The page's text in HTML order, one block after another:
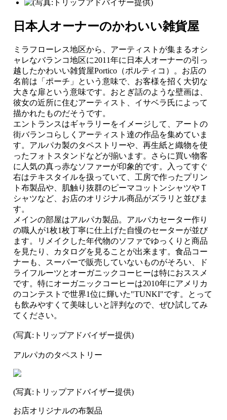
日本人オーナーのかわいい雑貨屋
ミラフローレス地区から、アーティストが集まるオシ
ャレなバランコ地区に2011年に日本人オーナーの引っ
越したかわいい雑貨屋Portico（ポルティコ）。お店の
名前は「ポーチ」という意味で、お客様を招く大切な
大きな扉という意味です。おとぎ話のような壁画は、
彼女の近所に住むアーティスト、イサベラ氏によって
描かれたものだそうです。
エントランスはギャラリーをイメージして、アートの
街バランコらしくアーティスト達の作品を集めていま
す。アルパカ製のタペストリーや、再生紙と織物を使
ったフォトスタンドなどが揃います。さらに買い物客
に人気の真っ赤なソファーが印象的です。入ってすぐ
右はテキスタイルを扱っていて、工房で作ったプリン
ト布製品や、肌触り抜群のピーマコットンシャツやＴ
シャツなど、お店のオリジナル商品がズラリと並びま
す。
メインの部屋はアルパカ製品。アルパカセーター作り
の職人が1枚1枚丁寧に仕上げた自慢のセーターが並び
ます。リメイクした年代物のソファでゆっくりと商品
を見たり、カタログを見ることが出来ます。食品コー
ナーも、スーパーで販売していないものがそろい、ド
ライフルーツとオーガニックコーヒーは特におススメ
です。特にオーガニックコーヒーは2010年にアメリカ
のコンテストで世界1位に輝いた"TUNKI"です。とって
も飲みやすくて美味しいと評判なので、ぜひ試してみ
てください。
(写真:トリップアドバイザー提供)
アルパカのタペストリー
(写真:トリップアドバイザー提供)
お店オリジナルの布製品